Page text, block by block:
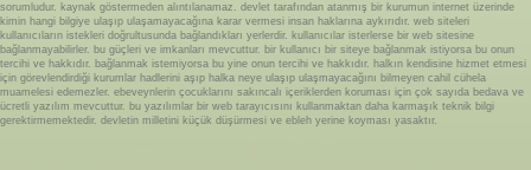
sorumludur. kaynak göstermeden alıntılanamaz. devlet tarafından atanmış bir kurumun internet üzerinde
kimin hangi bilgiye ulaşıp ulaşamayacağına karar vermesi insan haklarına aykırıdır. web siteleri
kullanıcıların istekleri doğrultusunda bağlandıkları yerlerdir. kullanıcılar isterlerse bir web sitesine
bağlanmayabilirler. bu güçleri ve imkanları mevcuttur. bir kullanıcı bir siteye bağlanmak istiyorsa bu onun
tercihi ve hakkıdır. bağlanmak istemiyorsa bu yine onun tercihi ve hakkıdır. halkın kendisine hizmet etmesi
için görevlendirdiği kurumlar hadlerini aşıp halka neye ulaşıp ulaşmayacağını bilmeyen cahil cühela
muamelesi edemezler. ebeveynlerin çocuklarını sakıncalı içeriklerden koruması için çok sayıda bedava ve
ücretli yazılım mevcuttur. bu yazılımlar bir web tarayıcısını kullanmaktan daha karmaşık teknik bilgi
gerektirmemektedir. devletin milletini küçük düşürmesi ve ebleh yerine koyması yasaktır.